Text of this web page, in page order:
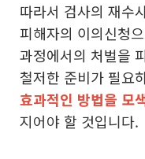
따라서 검사의 재수
피해자의 이의신청
과정에서의 처벌을
철저한 준비가 필요
효과적인 방법을 모
지어야 할 것입니다.